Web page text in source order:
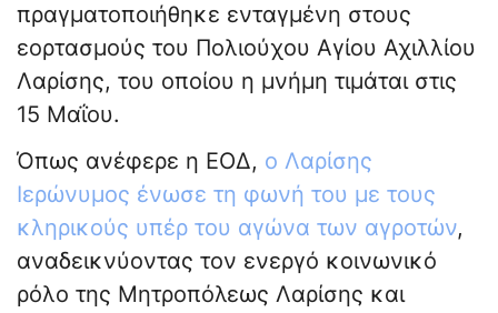
πραγματοποιήθηκε ενταγμένη στους
εορτασμούς του Πολιούχου Αγίου Αχιλλίου
Λαρίσης, του οποίου η μνήμη τιμάται στις
15 Μαΐου.
Όπως ανέφερε η ΕΟΔ, ο Λαρίσης
Ιερώνυμος ένωσε τη φωνή του με τους
κληρικούς υπέρ του αγώνα των αγροτών,
αναδεικνύοντας τον ενεργό κοινωνικό
ρόλο της Μητροπόλεως Λαρίσης και